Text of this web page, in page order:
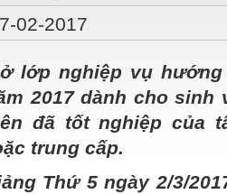
02-2017
lớp nghiệp vụ
2017 dành cho sinh
đã tốt nghiệp của
trung cấp.
Thứ 5 ngày 2/3/